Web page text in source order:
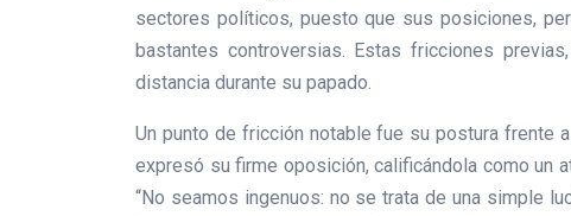
sectores políticos, puesto que sus posiciones,
bastantes controversias. Estas fricciones
distancia durante su papado.
Un punto de fricción notable fue su postura frente
expresó su firme oposición, calificándola como un
“No seamos ingenuos: no se trata de una simple